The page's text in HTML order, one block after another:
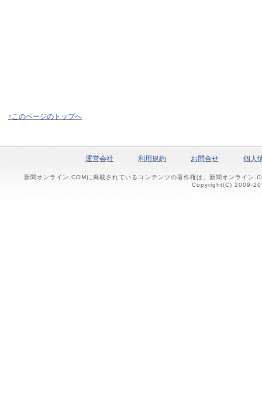
↑このページのトップへ
運営会社 利用規約 お問合せ 個人
新聞オンライン.COMに掲載されているコンテンツの著作権は、新聞オンライン
Copyright(C) 2009-